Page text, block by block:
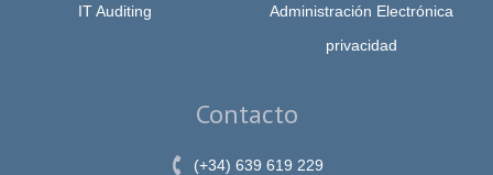
IT Auditing
Administración Electrónica
privacidad
Contacto
(+34) 639 619 229